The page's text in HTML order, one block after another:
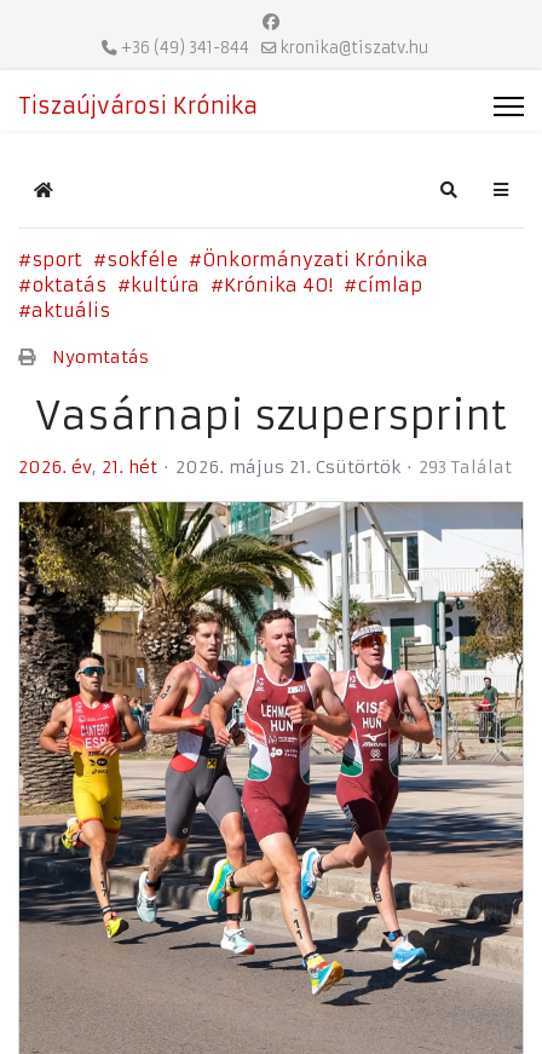
+36 (49) 341-844 kronika@tiszatv.hu
Tiszaújvárosi Krónika
Home Search
sport sokféle
Önkormányzati Krónika
oktatás
kultúra Krónika 40!
címlap
aktuális
Nyomtatás
Vasárnapi szupersprint
2026. év 21. hét 2026. május 21. Csütörtök 293 Találat